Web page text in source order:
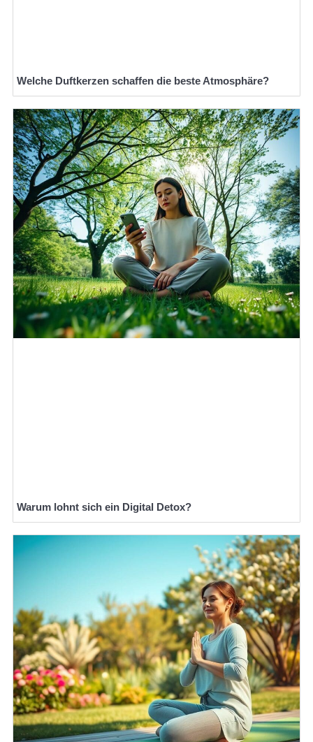
Welche Duftkerzen schaffen die beste Atmosphäre?
Warum lohnt sich ein Digital Detox?